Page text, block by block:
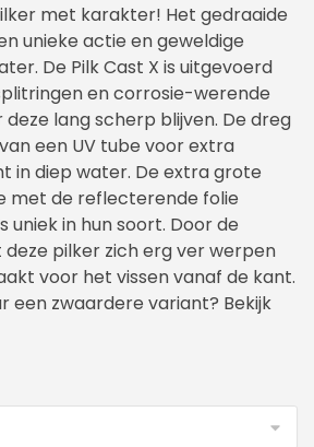
met karakter! Het gedraaide
unieke actie en geweldige
De Pilk Cast X is uitgevoerd
en corrosie-werende
lang scherp blijven. De dreg
een UV tube voor extra
in diep water. De extra grote
met de reflecterende folie
uniek in hun soort. Door de
pilker zich erg ver werpen
voor het vissen vanaf de kant.
een zwaardere variant? Bekijk